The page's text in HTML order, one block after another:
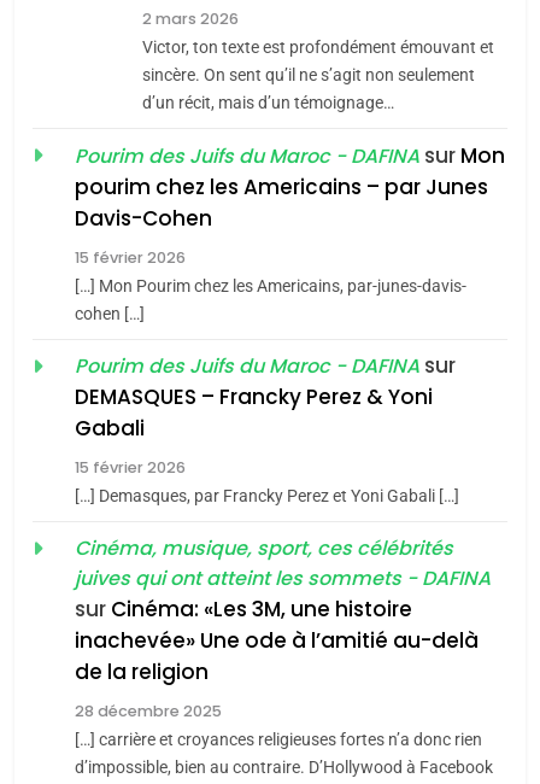
CE QUI NOUS MANQUE –
Jacques Hadida
JUDAISME
Maroc : Les amandes de
Tafraout, le miel de Tadla
du terroir
Oeil ravageur – Vanessa
De Loya Stauber
«Tu dis génocide, je dis
guerre»: La nouvelle
chanson de Boy George
ISRAÉL JUDAISME
2 mars 2026
Victor, ton texte est profondément émouvant et
sincère. On sent qu’il ne s’agit non seulement
d’un récit, mais d’un témoignage…
Pourim des Juifs du Maroc - DAFINA sur Mon
pourim chez les Americains – par Junes
Davis-Cohen
15 février 2026
[…] Mon Pourim chez les Americains, par-junes-davis-
cohen […]
Pourim des Juifs du Maroc - DAFINA sur
DEMASQUES – Francky Perez & Yoni
Gabali
15 février 2026
[…] Demasques, par Francky Perez et Yoni Gabali […]
Cinéma, musique, sport, ces célébrités
juives qui ont atteint les sommets - DAFINA
sur Cinéma: «Les 3M, une histoire
inachevée» Une ode à l’amitié au-delà
de la religion
28 décembre 2025
[…] carrière et croyances religieuses fortes n’a donc rien
d’impossible, bien au contraire. D’Hollywood à Facebook
meurtrière selon le rapport
l’antisémitisme
FIÈRE, DIGNE ET RÉSILIENTE :
POURQUOI JE REVENDIQUE
MA JUDAÏTE par Thérèse
Zrihen-Dvir
ISRAÉL
CE QUI NOUS MANQUE –